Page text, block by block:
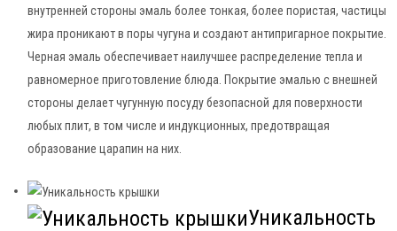
внутренней стороны эмаль более тонкая, более пористая, частицы
жира проникают в поры чугуна и создают антипригарное покрытие.
Черная эмаль обеспечивает наилучшее распределение тепла и
равномерное приготовление блюда. Покрытие эмалью с внешней
стороны делает чугунную посуду безопасной для поверхности
любых плит, в том числе и индукционных, предотвращая
образование царапин на них.
Уникальность